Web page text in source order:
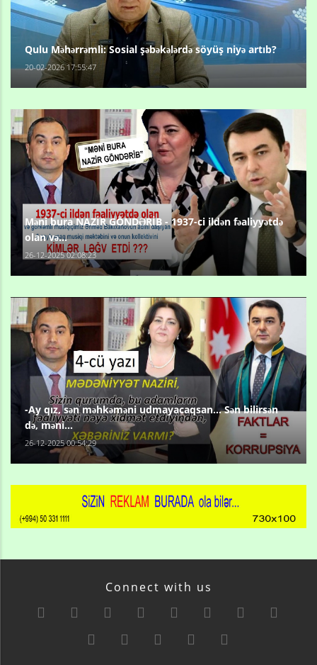
Qulu Məhərrəmli: Sosial şəbəkələrdə söyüş niyə artıb?
20-02-2026 17:55:47
Məni bura NAZİR GÖNDƏRİB - 1937-ci ildən fəaliyyətdə
olan və...
26-12-2025 02:08:23
-Ay qız, sən məhkəməni udmayacaqsan... Sən bilirsən
də, məni...
26-12-2025 00:54:29
Connect with us